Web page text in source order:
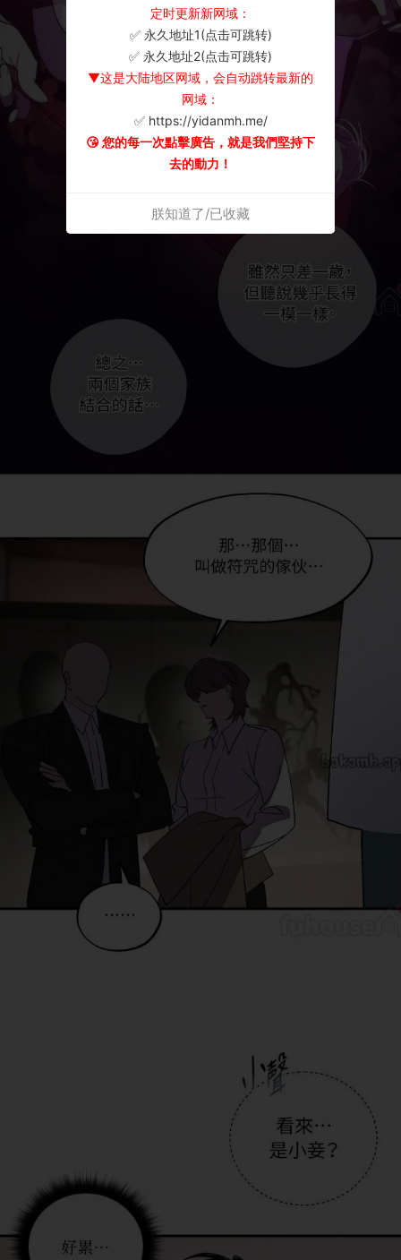
定时更新新网域：
✅ 永久地址1(点击可跳转)
✅ 永久地址2(点击可跳转)
▼这是大陆地区网域，会自动跳转最新的
网域：
✅ https://yidanmh.me/
😘 您的每一次點擊廣告，就是我們堅持下
去的動力！
朕知道了/已收藏